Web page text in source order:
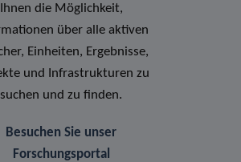
Ihnen die Möglichkeit,
über alle aktiven
Einheiten, Ergebnisse,
und Infrastrukturen zu
suchen und zu finden.
Besuchen Sie unser
Forschungsportal